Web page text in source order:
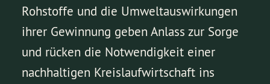
Rohstoffe und die Umweltauswirkungen
ihrer Gewinnung geben Anlass zur Sorge
und rücken die Notwendigkeit einer
nachhaltigen Kreislaufwirtschaft ins